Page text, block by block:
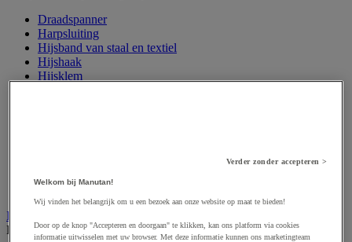
Draadspanner
Harpsluiting
Hijsband van staal en textiel
Hijshaak
Hijsklem
Touw en draad
Industriële en magazijnstellingen
Bekijk de hele productgroep
Verder zonder accepteren >
Welkom bij Manutan!
Wij vinden het belangrijk om u een bezoek aan onze website op maat te bieden!
Door op de knop "Accepteren en doorgaan" te klikken, kan ons platform via cookies
informatie uitwisselen met uw browser. Met deze informatie kunnen ons marketingteam